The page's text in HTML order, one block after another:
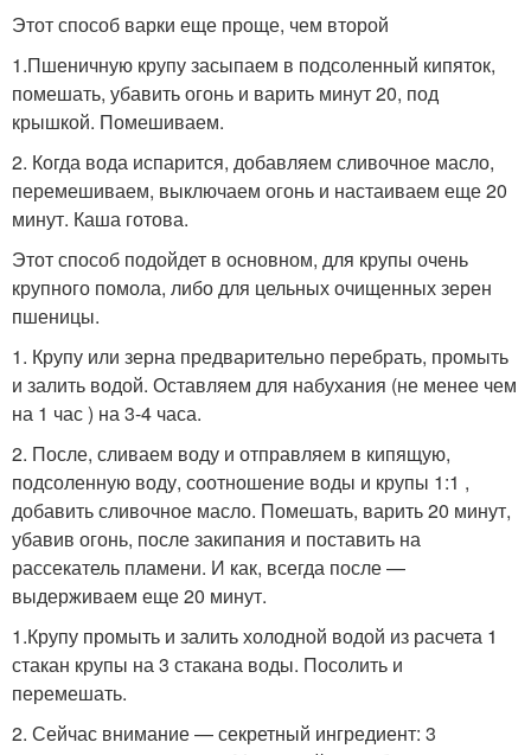
Этот способ варки еще проще, чем второй
1.Пшеничную крупу засыпаем в подсоленный кипяток,
помешать, убавить огонь и варить минут 20, под
крышкой. Помешиваем.
2. Когда вода испарится, добавляем сливочное масло,
перемешиваем, выключаем огонь и настаиваем еще 20
минут. Каша готова.
Этот способ подойдет в основном, для крупы очень
крупного помола, либо для цельных очищенных зерен
пшеницы.
1. Крупу или зерна предварительно перебрать, промыть
и залить водой. Оставляем для набухания (не менее чем
на 1 час ) на 3-4 часа.
2. После, сливаем воду и отправляем в кипящую,
подсоленную воду, соотношение воды и крупы 1:1 ,
добавить сливочное масло. Помешать, варить 20 минут,
убавив огонь, после закипания и поставить на
рассекатель пламени. И как, всегда после —
выдерживаем еще 20 минут.
1.Крупу промыть и залить холодной водой из расчета 1
стакан крупы на 3 стакана воды. Посолить и
перемешать.
2. Сейчас внимание — секретный ингредиент: 3